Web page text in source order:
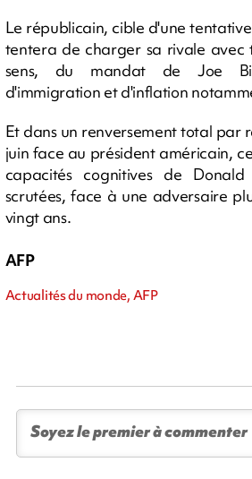
Le républicain, cible d'une
tentera de charger sa rivale avec
sens, du mandat de Joe
d'immigration et d'inflation
Et dans un renversement total par
juin face au président américain,
capacités cognitives de
scrutées, face à une adversaire
vingt ans.
AFP
Actualités du monde, AFP